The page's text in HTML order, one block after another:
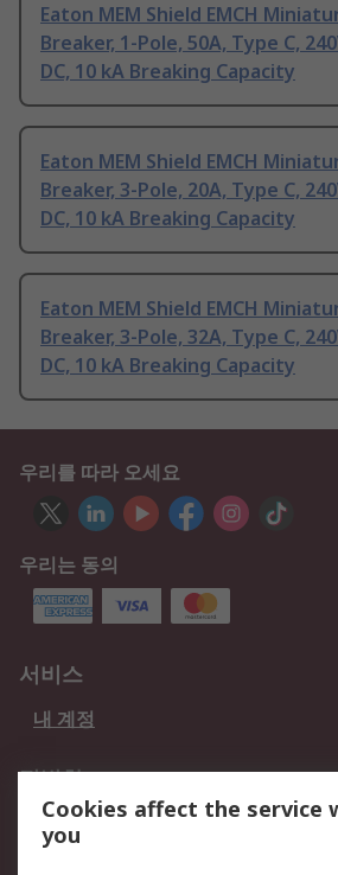
Eaton MEM Shield EMCH
Breaker, 1-Pole, 50A, Type C,
DC, 10 kA Breaking Capacity
Eaton MEM Shield EMCH
Breaker, 3-Pole, 20A, Type C,
DC, 10 kA Breaking Capacity
Eaton MEM Shield EMCH
Breaker, 3-Pole, 32A, Type C,
DC, 10 kA Breaking Capacity
우리를 따라 오세요
우리는 동의
서비스
내 계정
적법한
개인 정보 보호 정책
데이
웹사이트 사용 약관
Cookies affect the service
you